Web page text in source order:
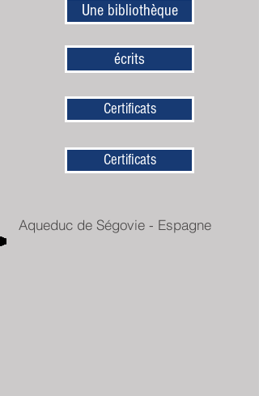
Une bibliothèque
écrits
Certificats
Certificats
Aqueduc de Ségovie - Espagne